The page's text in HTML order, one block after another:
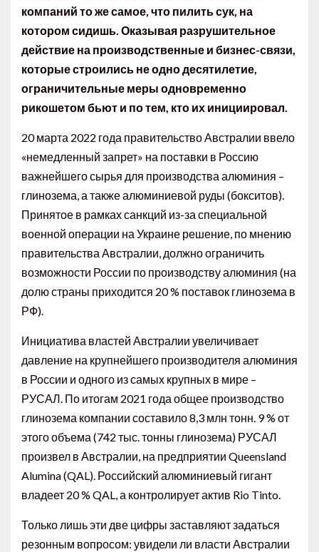
компаний то же самое, что пилить сук, на
котором сидишь. Оказывая разрушительное
действие на производственные и бизнес-связи,
которые строились не одно десятилетие,
ограничительные меры одновременно
рикошетом бьют и по тем, кто их инициировал.
20 марта 2022 года правительство Австралии ввело
«немедленный запрет» на поставки в Россию
важнейшего сырья для производства алюминия –
глинозема, а также алюминиевой руды (бокситов).
Принятое в рамках санкций из-за специальной
военной операции на Украине решение, по мнению
правительства Австралии, должно ограничить
возможности России по производству алюминия (на
долю страны приходится 20 % поставок глинозема в
РФ).
Инициатива властей Австралии увеличивает
давление на крупнейшего производителя алюминия
в России и одного из самых крупных в мире –
РУСАЛ. По итогам 2021 года общее производство
глинозема компании составило 8,3 млн тонн. 9 % от
этого объема (742 тыс. тонны глинозема) РУСАЛ
произвел в Австралии, на предприятии Queensland
Alumina (QAL). Российский алюминиевый гигант
владеет 20 % QAL, а контролирует актив Rio Tinto.
Только лишь эти две цифры заставляют задаться
резонным вопросом: увидели ли власти Австралии